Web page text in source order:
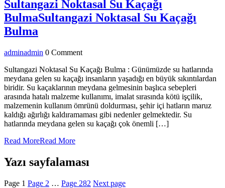
Sultangazi Noktasal Su Kaçağı
BulmaSultangazi Noktasal Su Kaçağı
Bulma
adminadmin 0 Comment
Sultangazi Noktasal Su Kaçağı Bulma : Günümüzde su hatlarında
meydana gelen su kaçağı insanların yaşadığı en büyük sıkıntılardan
biridir. Su kaçaklarının meydana gelmesinin başlıca sebepleri
arasında hatalı malzeme kullanımı, imalat sırasında kötü işçilik,
malzemenin kullanım ömrünü doldurması, şehir içi hatların maruz
kaldığı ağırlığı kaldıramaması gibi nedenler gelmektedir. Su
hatlarında meydana gelen su kaçağı çok önemli […]
Read MoreRead More
Yazı sayfalaması
Page 1 Page 2 … Page 282 Next page